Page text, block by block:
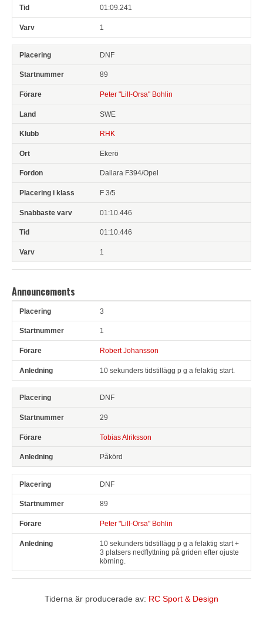
01:09.241
1
DNF
89
Peter "Lill-Orsa" Bohlin
SWE
RHK
Ekerö
Dallara F394/Opel
F 3/5
01:10.446
01:10.446
1
Announcements
Pl Snr 3
1
Robert Johansson
10 sekunders tidstillägg p g a felaktig start.
DNF
29
Tobias Alriksson
Påkörd
DNF
89
Peter "Lill-Orsa" Bohlin
10 sekunders tidstillägg p g a felaktig start +
3 platsers nedflyttning på griden efter ojuste
körning.
Tiderna är producerade av: RC Sport & Design